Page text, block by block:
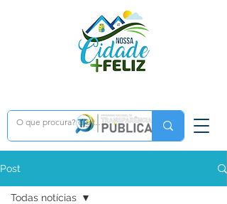
Post
Todas notícias